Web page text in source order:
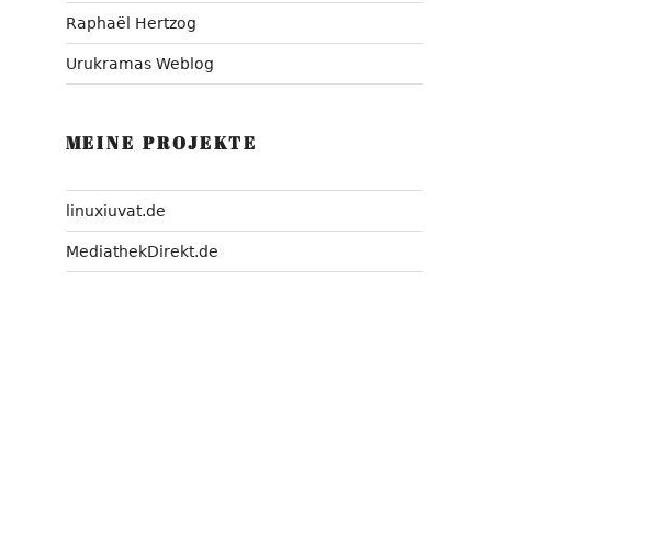
Raphaël Hertzog
Urukramas Weblog
MEINE PROJEKTE
linuxiuvat.de
MediathekDirekt.de